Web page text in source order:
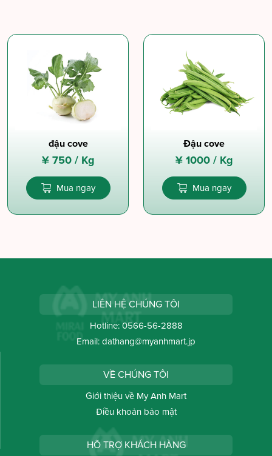
đậu cove
¥ 750 / Kg
Mua ngay
Đậu cove
¥ 1000 / Kg
Mua ngay
LIÊN HỆ CHÚNG TÔI
Hotline: 0566-56-2888
Email: dathang@myanhmart.jp
VỀ CHÚNG TÔI
Giới thiệu về My Anh Mart
Điều khoản bảo mật
HỖ TRỢ KHÁCH HÀNG